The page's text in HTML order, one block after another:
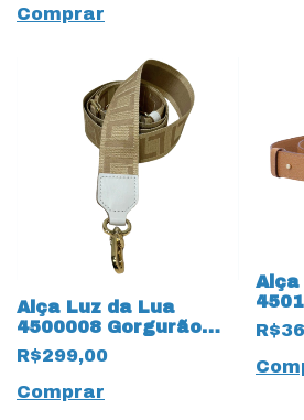
Comprar
Alça Luz da Lua
4500008 Gorgurão
18918 Monograma
Panna
R$299,00
Comprar
Alça